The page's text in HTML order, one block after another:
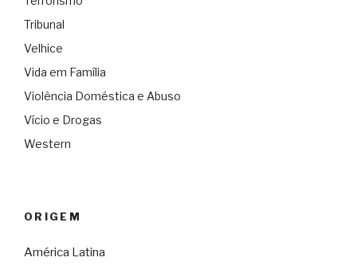
Tribunal
Velhice
Vida em Família
Violência Doméstica e Abuso
Vício e Drogas
Western
ORIGEM
América Latina